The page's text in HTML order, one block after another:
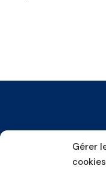
Gérer
cookies
Politique de